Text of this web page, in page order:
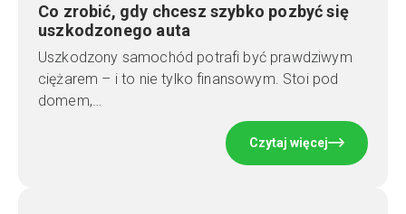
Co zrobić, gdy chcesz szybko pozbyć się
uszkodzonego auta
Uszkodzony samochód potrafi być prawdziwym
ciężarem – i to nie tylko finansowym. Stoi pod
domem,…
Czytaj więcej